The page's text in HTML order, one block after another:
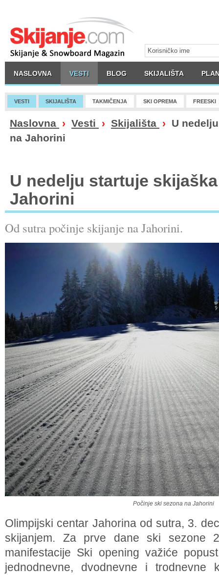
NASLOVNA VESTI BLOG SKIJALIŠTA
VESTI SKIJALIŠTA TAKMIČENJA SKI OPREMA FREESKI
Naslovna › Vesti › Skijališta › U
na Jahorini
U nedelju startuje
Jahorini
Od sutra počinje skijanje na Jahorini.
Počinje ski sezona na Jahorini
Olimpijski centar Jahorina od sutra, 3.
skijanjem. Za prve dane ski sezone
manifestacije Ski opening važiće
jednodnevne, dvodnevne i